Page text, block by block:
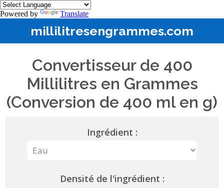
Powered by Translate
millilitresengrammes.com
Convertisseur de 400
Millilitres en Grammes
(Conversion de 400 ml en g)
Ingrédient :
Densité de l'ingrédient :